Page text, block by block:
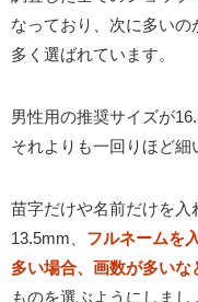
なっており、次に多い
多く選ばれています。
男性用の推奨サイズが
それよりも一回りほど細
苗字だけや名前だけを
13.5mm、 フルネームを
多い場合、画数が多い
ものを選ぶようにしまし